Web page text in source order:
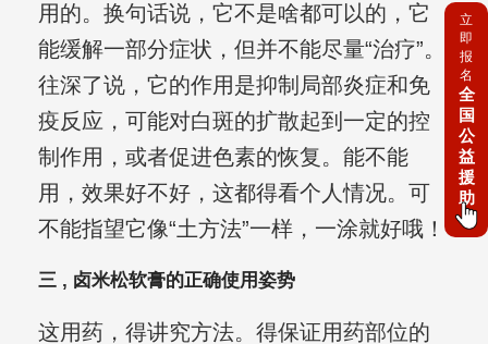
用的。换句话说，它不是啥都可以的，它
能缓解一部分症状，但并不能尽量“治疗”。
往深了说，它的作用是抑制局部炎症和免
疫反应，可能对白斑的扩散起到一定的控
制作用，或者促进色素的恢复。能不能
用，效果好不好，这都得看个人情况。可
不能指望它像“土方法”一样，一涂就好哦！
三 , 卤米松软膏的正确使用姿势
这用药，得讲究方法。得保证用药部位的
立
即
报
名
全
国
公
益
援
助